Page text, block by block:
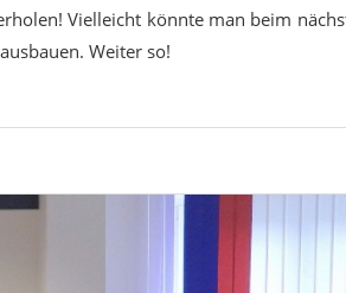
Vielleicht könnte man beim
Weiter so!